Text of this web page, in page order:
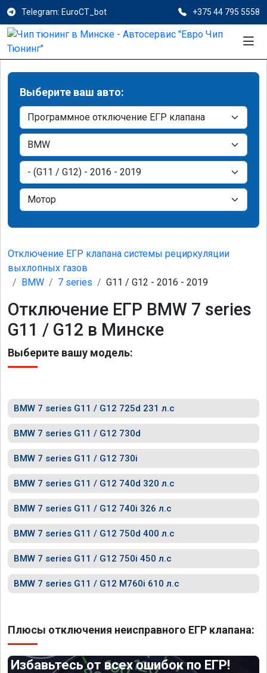
Telegram: EuroCT_bot +375 44 795 5558
Выберите ваш авто:
Отключение ЕГР клапана системы рециркуляции
выхлопных газов
BMW
7 series G11 / G12 - 2016 - 2019
Отключение ЕГР BMW 7 series
G11 / G12 в Минске
Выберите вашу модель:
BMW 7 series G11 / G12 725d 231 л.с
BMW 7 series G11 / G12 730d
BMW 7 series G11 / G12 730i
BMW 7 series G11 / G12 740d 320 л.с
BMW 7 series G11 / G12 740i 326 л.с
BMW 7 series G11 / G12 750d 400 л.с
BMW 7 series G11 / G12 750i 450 л.с
BMW 7 series G11 / G12 M760i 610 л.с
Плюсы отключения неисправного ЕГР клапана:
Избавьтесь от всех ошибок по ЕГР!